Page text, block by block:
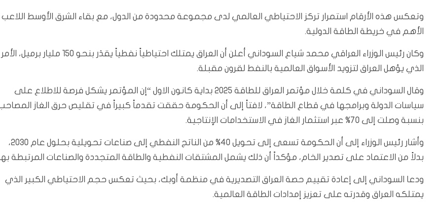
وتعكس هذه الأرقام استمرار تركز الاحتياطي العالمي لدى مجموعة محدودة من الدول، مع بقاء الشرق الأوسط اللاعب
الأهم في خريطة الطاقة الدولية.
وكان رئيس الوزراء العراقي محمد شياع السوداني أعلن أن العراق يمتلك احتياطياً نفطياً يقدَر بنحو 150 مليار برميل، الأمر
الذي يؤهل العراق لتزويد الأسواق العالمية بالنفط لقرون مقبلة.
وقال السوداني في كلمة خلال مؤتمر العراق للطاقة 2025 بداية كانون الاول “إن المؤتمر يشكل فرصة للاطلاع على
سياسات الدولة وبرامجها في قطاع الطاقة”، لافتاً إلى أن الحكومة حققت تقدماً كبيراً في تقليص حرق الغاز
بنسبة وصلت إلى 70% عبر استثمار الغاز في الاستخدامات الإنتاجية.
وأشار رئيس الوزراء إلى أن الحكومة تسعى إلى تحويل 40% من الناتج النفطي إلى صناعات تحويلية بحلول عام 2030،
بدلاً من الاعتماد على تصدير الخام، مؤكداً أن ذلك يشمل المشتقات النفطية والطاقة المتجددة والصناعات المرتبطة
ودعا السوداني إلى إعادة تقييم حصة العراق التصديرية في منظمة أوبك، بحيث تعكس حجم الاحتياطي الكبير الذي
يمتلكه العراق وقدرته على تعزيز إمدادات الطاقة العالمية.